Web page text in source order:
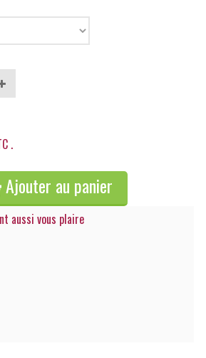
.
Ajouter au panier
aussi vous plaire